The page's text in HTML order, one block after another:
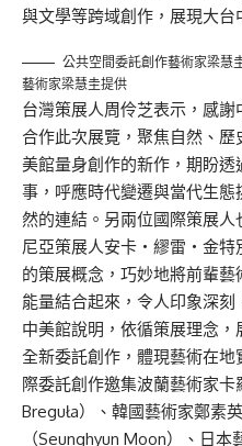
與文學等跨域創作，展現大台
公共空間委託創作藝術家梁慧
藝術家梁慧圭提供
台灣策展人周伶芝表示，感
合作此次展覽，聚焦自然、
美館量身創作的新作，期盼
事，呼應時代變遷與當代生
然的連結。另兩位國際策展
尼亞策展人安卡・繆雷・金
的策展概念，巧妙地將前輩
能量結合起來，令人印象深刻
中美館說明，依循策展理念
全新委託創作，體現藝術在
際委託創作邀集波蘭藝術家
Breguła）、韓國藝術家鄭素
（Seunghyun Moon）、日